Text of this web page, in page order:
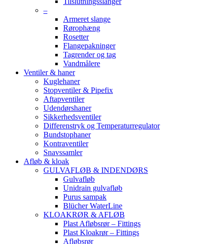
–
Armeret slange
Rørophæng
Rosetter
Flangepakninger
Tagrender og tag
Vandmålere
Ventiler & haner
Kuglehaner
Stopventiler & Pipefix
Aftapventiler
Udendørshaner
Sikkerhedsventiler
Differenstryk og Temperaturregulator
Bundstophaner
Kontraventiler
Snavssamler
Afløb & kloak
GULVAFLØB & INDENDØRS
Gulvafløb
Unidrain gulvafløb
Purus sampak
Blücher WaterLine
KLOAKRØR & AFLØB
Plast Afløbsrør – Fittings
Plast Kloakrør – Fittings
Afløbsrør